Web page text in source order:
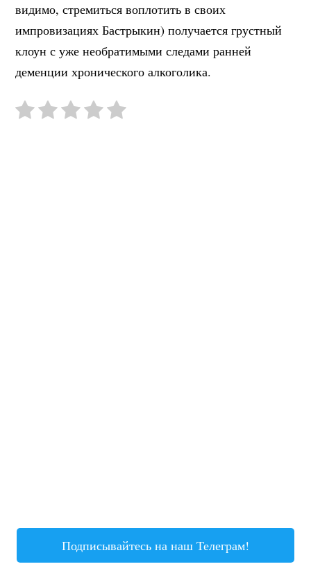
видимо, стремиться воплотить в своих
импровизациях Бастрыкин) получается грустный
клоун с уже необратимыми следами ранней
деменции хронического алкоголика.
Подписывайтесь на наш Телеграм!